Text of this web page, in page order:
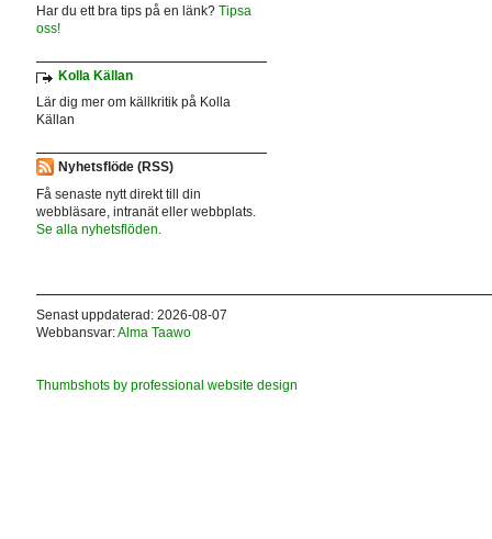
Har du ett bra tips på en länk? Tipsa
oss!
Kolla Källan
Lär dig mer om källkritik på Kolla
Källan
Nyhetsflöde (RSS)
Få senaste nytt direkt till din
webbläsare, intranät eller webbplats.
Se alla nyhetsflöden.
Senast uppdaterad: 2026-08-07
Webbansvar:Alma Taawo
Thumbshots by professional website design